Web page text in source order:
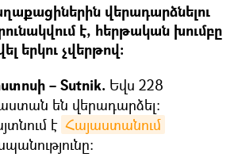
վերադարձնելու
է, հերթական խումբը
երկու չվերթով։
– Sutnik. Եվս 228
են վերադարձել։
է Հայաստանում